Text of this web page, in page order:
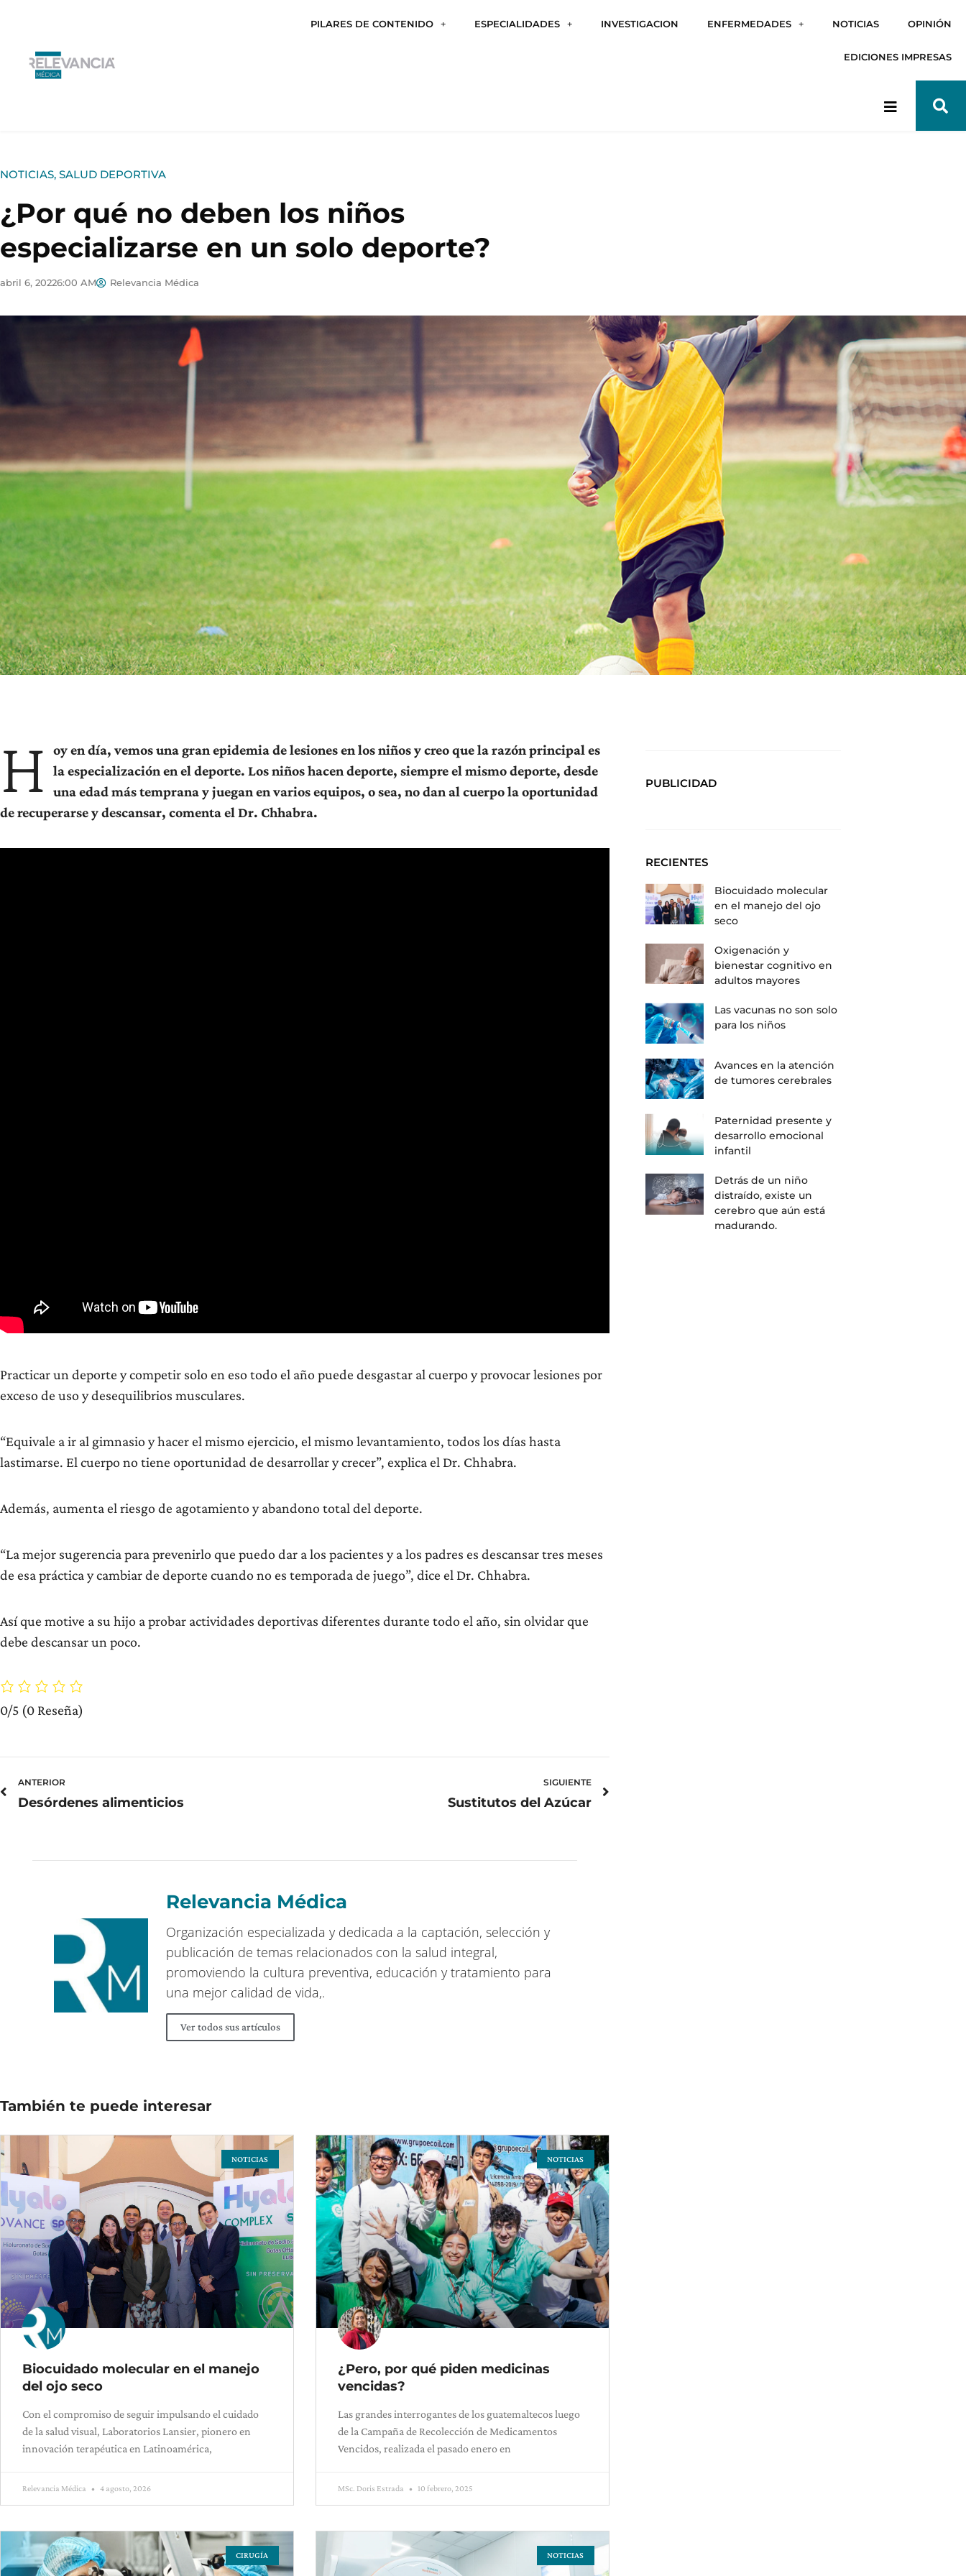
contenido
PILARES DE CONTENIDO ESPECIALIDADES INVESTIGACION ENFERMEDADES NOTICIAS OPINIÓN
EDICIONES IMPRESAS
NOTICIAS, SALUD DEPORTIVA
¿Por qué no deben los niños
especializarse en un solo deporte?
abril 6, 20226:00 AM Relevancia Médica
H
oy en día, vemos una gran epidemia de lesiones en los niños y creo que la razón principal es
la especialización en el deporte. Los niños hacen deporte, siempre el mismo deporte, desde
una edad más temprana y juegan en varios equipos, o sea, no dan al cuerpo la oportunidad
de recuperarse y descansar, comenta el Dr. Chhabra.
Practicar un deporte y competir solo en eso todo el año puede desgastar al cuerpo y provocar lesiones por
exceso de uso y desequilibrios musculares.
“Equivale a ir al gimnasio y hacer el mismo ejercicio, el mismo levantamiento, todos los días hasta
lastimarse. El cuerpo no tiene oportunidad de desarrollar y crecer”, explica el Dr. Chhabra.
Además, aumenta el riesgo de agotamiento y abandono total del deporte.
“La mejor sugerencia para prevenirlo que puedo dar a los pacientes y a los padres es descansar tres meses
de esa práctica y cambiar de deporte cuando no es temporada de juego”, dice el Dr. Chhabra.
Así que motive a su hijo a probar actividades deportivas diferentes durante todo el año, sin olvidar que
debe descansar un poco.
0/5 (0 Reseña)
ANTERIOR
Desórdenes alimenticios
SIGUIENTE
Sustitutos del Azúcar
Relevancia Médica
Organización especializada y dedicada a la captación, selección y
publicación de temas relacionados con la salud integral,
promoviendo la cultura preventiva, educación y tratamiento para
una mejor calidad de vida,.
Ver todos sus artículos
También te puede interesar
NOTICIAS
Biocuidado molecular en el manejo
del ojo seco
Con el compromiso de seguir impulsando el cuidado
de la salud visual, Laboratorios Lansier, pionero en
innovación terapéutica en Latinoamérica,
Relevancia Médica 4 agosto, 2026
NOTICIAS
¿Pero, por qué piden medicinas
vencidas?
Las grandes interrogantes de los guatemaltecos luego
de la Campaña de Recolección de Medicamentos
Vencidos, realizada el pasado enero en
MSc. Doris Estrada 10 febrero, 2025
CIRUGÍA NOTICIAS
PagePagePagePagePage
PUBLICIDAD
RECIENTES
Biocuidado molecular
en el manejo del ojo
seco
Oxigenación y
bienestar cognitivo en
adultos mayores
Las vacunas no son solo
para los niños
Avances en la atención
de tumores cerebrales
Paternidad presente y
desarrollo emocional
infantil
Detrás de un niño
distraído, existe un
cerebro que aún está
madurando.